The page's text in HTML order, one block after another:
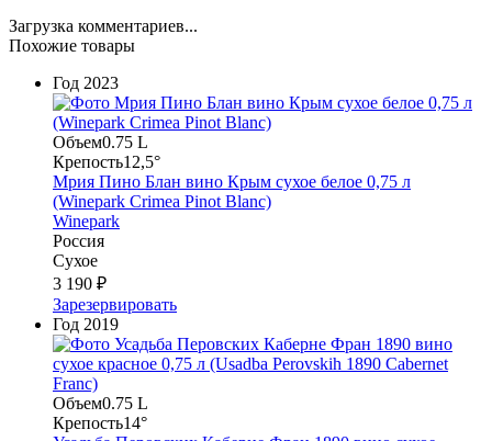
Загрузка комментариев...
Похожие товары
Год 2023
Объем0.75 L
Крепость12,5°
Мрия Пино Блан вино Крым сухое белое 0,75 л
(Winepark Crimea Pinot Blanc)
Winepark
Россия
Сухое
3 190 ₽
Зарезервировать
Год 2019
Объем0.75 L
Крепость14°